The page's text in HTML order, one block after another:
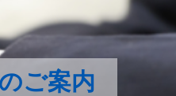
ご案内